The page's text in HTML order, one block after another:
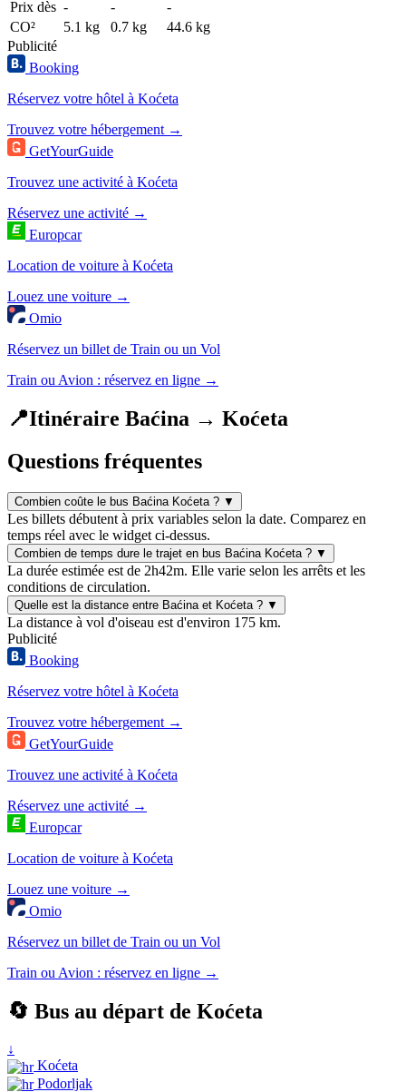
Prix dès - -
-
CO²
5.1 kg 0.7 kg
44.6 kg
Publicité
Booking
Réservez votre hôtel à Koćeta
Trouvez votre hébergement →
GetYourGuide
Trouvez une activité à Koćeta
Réservez une activité →
Europcar
Location de voiture à Koćeta
Louez une voiture →
Omio
Réservez un billet de Train ou un Vol
Train ou Avion : réservez en ligne →
📍Itinéraire Baćina → Koćeta
Questions fréquentes
Combien coûte le bus Baćina Koćeta ? ▼
Les billets débutent à prix variables selon la date. Comparez en
temps réel avec le widget ci-dessus.
Combien de temps dure le trajet en bus Baćina Koćeta ? ▼
La durée estimée est de 2h42m. Elle varie selon les arrêts et les
conditions de circulation.
Quelle est la distance entre Baćina et Koćeta ? ▼
La distance à vol d'oiseau est d'environ 175 km.
Publicité
Booking
Réservez votre hôtel à Koćeta
Trouvez votre hébergement →
GetYourGuide
Trouvez une activité à Koćeta
Réservez une activité →
Europcar
Location de voiture à Koćeta
Louez une voiture →
Omio
Réservez un billet de Train ou un Vol
Train ou Avion : réservez en ligne →
🔄 Bus au départ de Koćeta
↓
Koćeta
Podorljak